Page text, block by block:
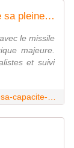
Marine nationale : l'ASMPA-R démontre sa pleine capacité opérationnelle
le missile
majeure.
et suivi